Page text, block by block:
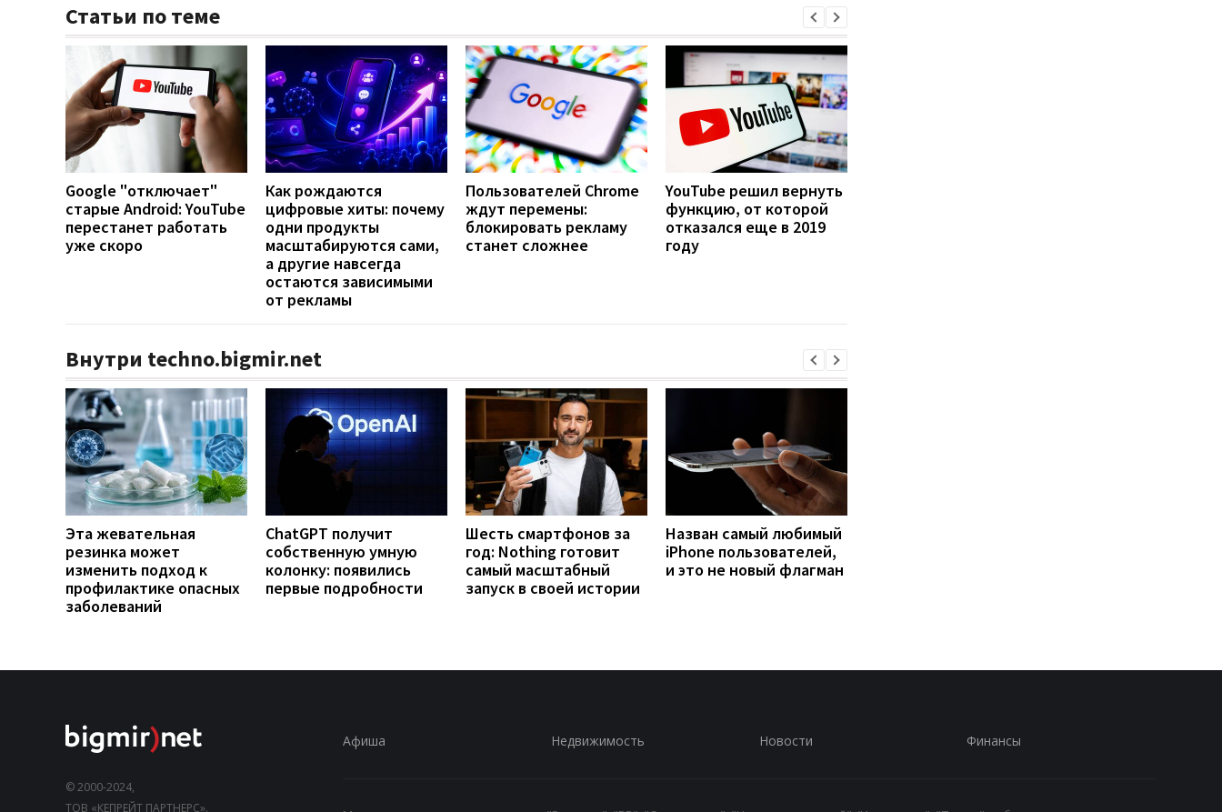
Статьи по теме
Google "отключает"
старые Android: YouTube
перестанет работать
уже скоро
Как рождаются
цифровые хиты: почему
одни продукты
масштабируются сами,
а другие навсегда
остаются зависимыми
от рекламы
Пользователей Chrome
ждут перемены:
блокировать рекламу
станет сложнее
YouTube решил вернуть
функцию, от которой
отказался еще в 2019
году
Внутри techno.bigmir.net
Эта жевательная
резинка может
изменить подход к
профилактике опасных
заболеваний
ChatGPT получит
собственную умную
колонку: появились
первые подробности
Шесть смартфонов за
год: Nothing готовит
самый масштабный
запуск в своей истории
Назван самый любимый
iPhone пользователей,
и это не новый флагман
© 2000-2024,
ТОВ «КЕПРЕЙТ ПАРТНЕРС».
Афиша Недвижимость Новости Финансы